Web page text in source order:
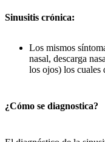
Sinusitis crónica:
Los mismos
nasal, descarga
los ojos) los cuales
¿Cómo se diagnostica?